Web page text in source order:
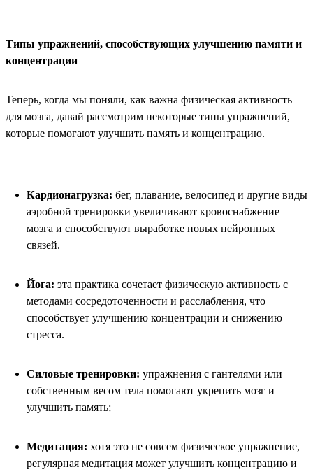
Типы упражнений, способствующих улучшению памяти и
концентрации
Теперь, когда мы поняли, как важна физическая активность
для мозга, давай рассмотрим некоторые типы упражнений,
которые помогают улучшить память и концентрацию.
Кардионагрузка: бег, плавание, велосипед и другие виды
аэробной тренировки увеличивают кровоснабжение
мозга и способствуют выработке новых нейронных
связей.
Йога: эта практика сочетает физическую активность с
методами сосредоточенности и расслабления, что
способствует улучшению концентрации и снижению
стресса.
Силовые тренировки: упражнения с гантелями или
собственным весом тела помогают укрепить мозг и
улучшить память;
Медитация: хотя это не совсем физическое упражнение,
регулярная медитация может улучшить концентрацию и